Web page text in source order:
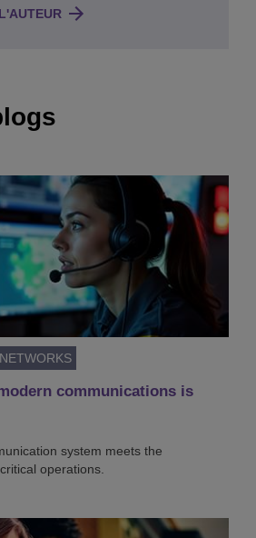
communications is
system meets the
operations.